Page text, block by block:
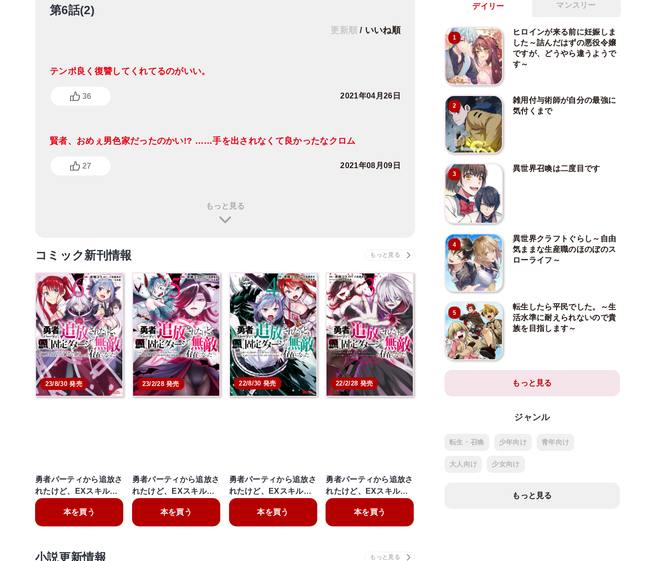
第6話(2)
更新順 / いいね順
テンポ良く復讐してくれてるのがいい。
36 2021年04月26日
賢者、おめぇ男色家だったのかい!? ……手を出されなくて良かったなクロム
27 2021年08月09日
もっと見る
コミック新刊情報
23/8/30 発売
勇者パーティから追放さ
れたけど、EXスキル…
本を買う
23/2/28 発売
勇者パーティから追放さ
れたけど、EXスキル…
本を買う
22/8/30 発売
勇者パーティから追放さ
れたけど、EXスキル…
本を買う
22/2/28 発売
勇者パーティから追放さ
れたけど、EXスキル…
本を買う
小説更新情報
デイリー マンスリー
1
ヒロインが来る前に妊娠しま
した～詰んだはずの悪役令嬢
ですが、どうやら違うようで
す～
2
雑用付与術師が自分の最強に
気付くまで
3
異世界召喚は二度目です
4
異世界クラフトぐらし～自由
気ままな生産職のほのぼのス
ローライフ～
5
転生したら平民でした。～生
活水準に耐えられないので貴
族を目指します～
もっと見る
ジャンル
転生・召喚 少年向け 青年向け
大人向け 少女向け
もっと見る